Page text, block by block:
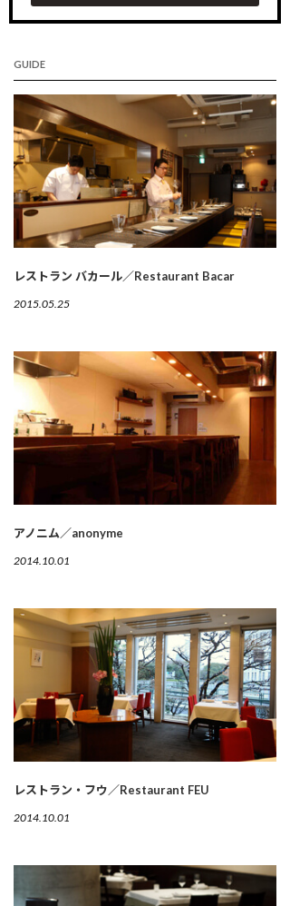
GUIDE
レストラン バカール／Restaurant Bacar
2015.05.25
アノニム／anonyme
2014.10.01
レストラン・フウ／Restaurant FEU
2014.10.01